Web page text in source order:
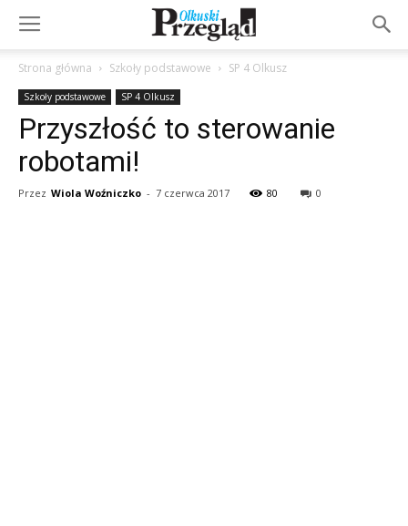
Strona główna Szkoły podstawowe SP 4 Olkusz
Szkoły podstawowe SP 4 Olkusz
Przyszłość to sterowanie
robotami!
Przez Wiola Woźniczko - 7 czerwca 2017 80 0